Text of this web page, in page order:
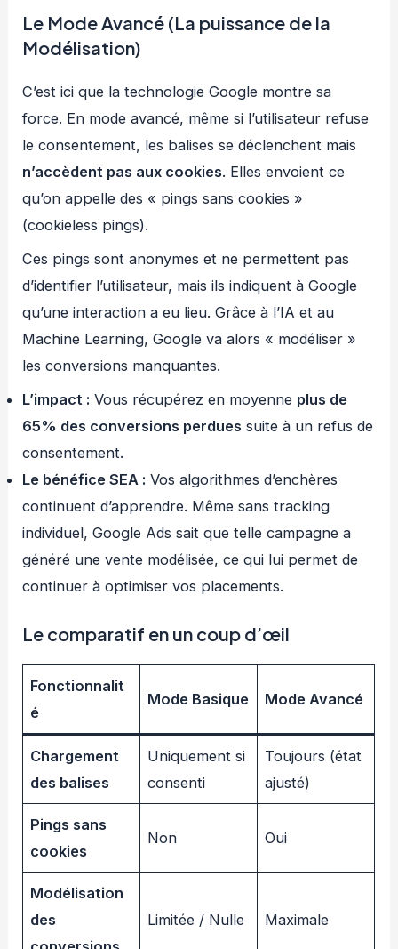
Le Mode Avancé (La puissance de la
Modélisation)
C’est ici que la technologie Google montre sa
force. En mode avancé, même si l’utilisateur refuse
le consentement, les balises se déclenchent mais
n’accèdent pas aux cookies. Elles envoient ce
qu’on appelle des « pings sans cookies »
(cookieless pings).
Ces pings sont anonymes et ne permettent pas
d’identifier l’utilisateur, mais ils indiquent à Google
qu’une interaction a eu lieu. Grâce à l’IA et au
Machine Learning, Google va alors « modéliser »
les conversions manquantes.
L’impact : Vous récupérez en moyenne plus de
65% des conversions perdues suite à un refus de
consentement.
Le bénéfice SEA : Vos algorithmes d’enchères
continuent d’apprendre. Même sans tracking
individuel, Google Ads sait que telle campagne a
généré une vente modélisée, ce qui lui permet de
continuer à optimiser vos placements.
Le comparatif en un coup d’œil
Fonctionnalit
é
Mode Basique Mode Avancé
Chargement
des balises
Uniquement si
consenti
Toujours (état
ajusté)
Pings sans
cookies
Non Oui
Modélisation
des
Limitée / Nulle Maximale